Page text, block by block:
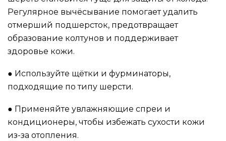
Регулярное вычёсывание помогает удалить
отмерший подшерсток, предотвращает
образование колтунов и поддерживает
здоровье кожи.
● Используйте щётки и фурминаторы,
подходящие по типу шерсти.
● Применяйте увлажняющие спреи и
кондиционеры, чтобы избежать сухости кожи
из-за отопления.